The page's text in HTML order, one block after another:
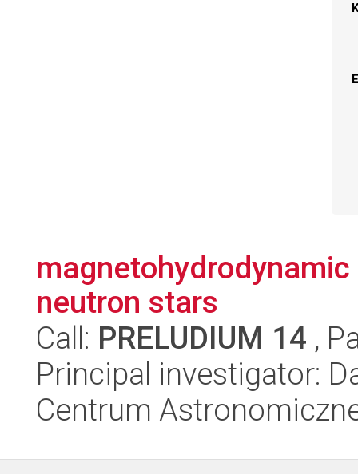
neutron stars
Call: PRELUDIUM 14 ,
Principal investigator:
Centrum